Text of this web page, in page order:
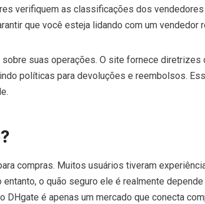
verifiquem as classificações dos
que você esteja lidando com um vendedor
suas operações. O site fornece diretrizes
políticas para devoluções e reembolsos.
compras. Muitos usuários tiveram
o quão seguro ele é realmente depende
DHgate é apenas um mercado que conecta